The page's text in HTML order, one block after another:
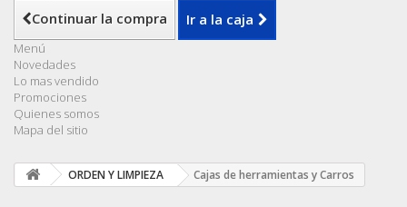
Continuar la compra Ir a la caja
Menú
Novedades
Lo mas vendido
Promociones
Quienes somos
Mapa del sitio
ORDEN Y LIMPIEZA Cajas de herramientas y Carros